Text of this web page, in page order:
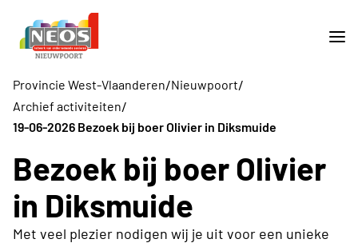
Provincie West-Vlaanderen/Nieuwpoort/
Archief activiteiten/
19-06-2026 Bezoek bij boer Olivier in Diksmuide
Bezoek bij boer Olivier
in Diksmuide
Met veel plezier nodigen wij je uit voor een unieke